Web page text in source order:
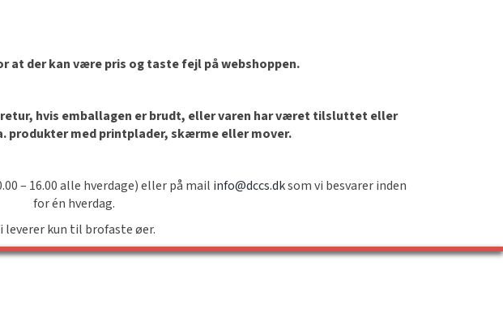
at der kan være pris og taste fejl på webshoppen.
hvis emballagen er brudt, eller varen har været tilsluttet eller
produkter med printplader, skærme eller mover.
– 16.00 alle hverdage) eller på mail info@dccs.dksom vi besvarer inden
for én hverdag.
leverer kun til brofaste øer.